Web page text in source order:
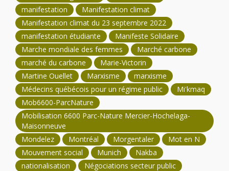
manifestation
Manifestation climat
Manifestation climat du 23 septembre 2022
manifestation étudiante
Manifeste Solidaire
Marche mondiale des femmes
Marché carbone
marché du carbone
Marie-Victorin
Martine Ouellet
Marxisme
marxisme
Médecins québécois pour un régime public
Mi'kmaq
Mob6600-ParcNature
Mobilisation 6600 Parc-Nature Mercier-Hochelaga-
Maisonneuve
Mondelez
Montréal Morgentaler
Mot en N
Mouvement social
Munich
Nakba
nationalisation
Négociations secteur public